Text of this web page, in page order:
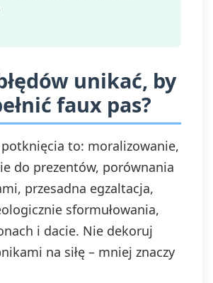
unikać, by
faux pas?
potknięcia to: moralizowanie,
do prezentów, porównania
przesadna egzaltacja,
sformułowania,
i dacie. Nie dekoruj
na siłę – mniej znaczy